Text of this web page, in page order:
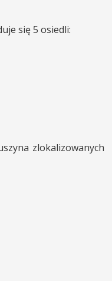
się 5 osiedli:
zlokalizowanych